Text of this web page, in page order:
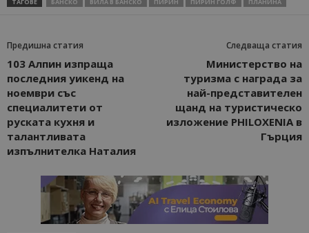
Предишна статия
103 Алпин изпраща
последния уикенд на
ноември със
специалитети от
руската кухня и
талантливата
изпълнителка Наталия
Следваща статия
Министерство на
туризма с награда за
най-представителен
щанд на туристическо
изложение PHILOXENIA в
Гърция